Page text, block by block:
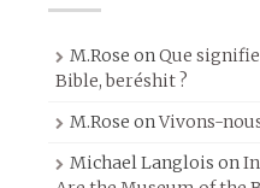
M.Rose onQue
Bible, beréshit ?
M.Rose onVivons-
Michael Langlois on